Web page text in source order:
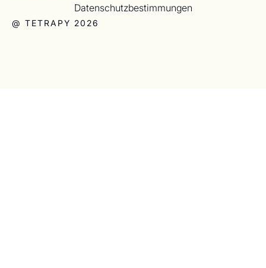
@ TETRAPY 2026
Datenschutzbestimmungen